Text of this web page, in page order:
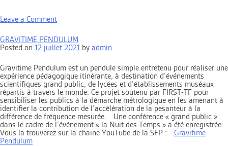
Leave a Commenton
une
référence
–
6ème
épisode
de
la
websérie
MANIP
est
en
ligne
GRAVITIME PENDULUM
Posted on 12 juillet 2021 by admin
Gravitime Pendulum est un pendule simple entretenu pour réaliser une
expérience pédagogique itinérante, à destination d’événements
scientifiques grand public, de lycées et d’établissements muséaux
répartis à travers le monde. Ce projet soutenu par FIRST-TF pour
sensibiliser les publics à la démarche métrologique en les amenant à
identifier la contribution de l’accélération de la pesanteur à la
différence de fréquence mesurée. Une conférence « grand public »
dans le cadre de l’événement « la Nuit des Temps » a été enregistrée.
Vous la trouverez sur la chaine YouTube de la SFP : Gravitime
Pendulum